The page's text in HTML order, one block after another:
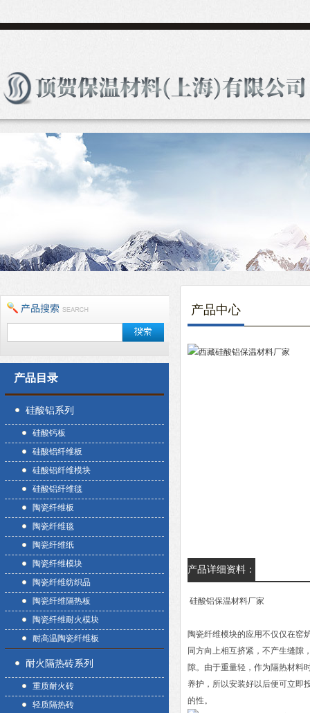
产品目录
硅酸铝系列
硅酸钙板
硅酸铝纤维板
硅酸铝纤维模块
硅酸铝纤维毯
陶瓷纤维板
陶瓷纤维毯
陶瓷纤维纸
陶瓷纤维模块
陶瓷纤维纺织品
陶瓷纤维隔热板
陶瓷纤维耐火模块
耐高温陶瓷纤维板
耐火隔热砖系列
重质耐火砖
轻质隔热砖
产品中心
产品详细资料：
硅酸铝保温材料厂家
陶瓷纤维模块的应用不仅仅在窑
同方向上相互挤紧，不产生缝隙
隙。由于重量轻，作为隔热材料
养护，所以安装好以后便可立即
的性。